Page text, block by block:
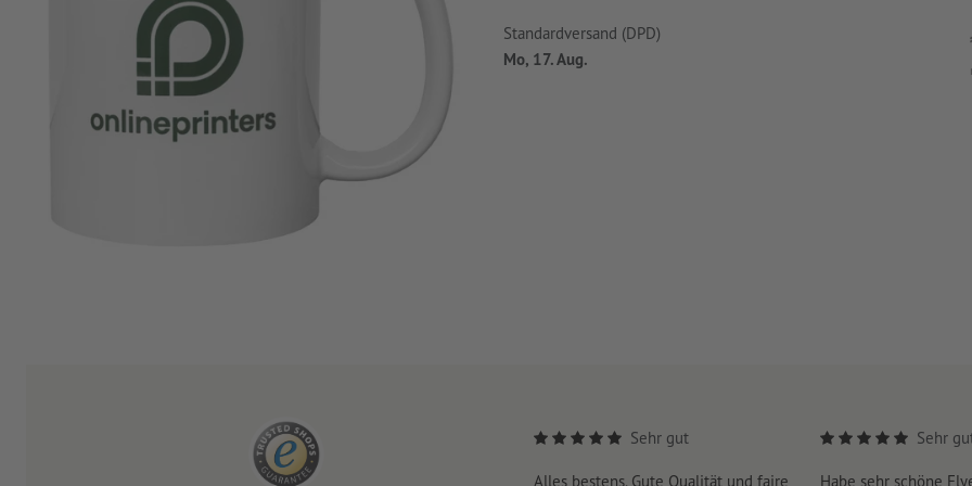
Standardversand (DPD)
Mo, 17. Aug.
Sehr gut
Alles bestens. Gute Qualität und faire
Sehr
Habe sehr schöne